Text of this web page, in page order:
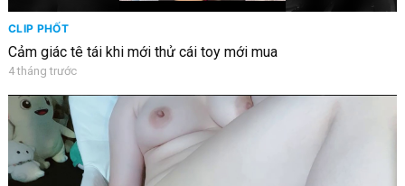
CLIP PHỐT
Cảm giác tê tái khi mới thử cái toy mới mua
4 tháng trước